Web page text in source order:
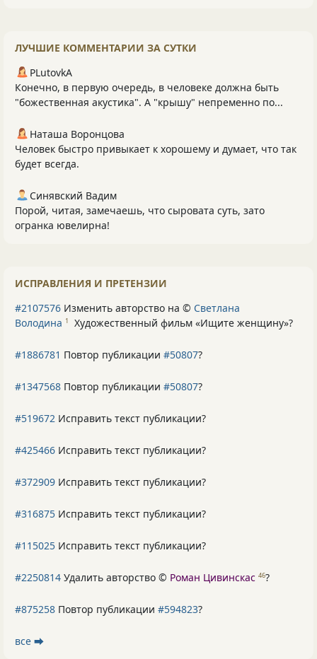
ЛУЧШИЕ КОММЕНТАРИИ ЗА СУТКИ
PLutоvkА
Конечно, в первую очередь, в человеке должна быть
"божественная акустика". А "крышу" непременно по...
Наташа Воронцова
Человек быстро привыкает к хорошему и думает, что так
будет всегда.
Синявский Вадим
Порой, читая, замечаешь, что сыровата суть, зато
огранка ювелирна!
ИСПРАВЛЕНИЯ И ПРЕТЕНЗИИ
#2107576 Изменить авторство на © Светлана
Володина 1 Художественный фильм «Ищите женщину»?
#1886781 Повтор публикации #50807?
#1347568 Повтор публикации #50807?
#519672 Исправить текст публикации?
#425466 Исправить текст публикации?
#372909 Исправить текст публикации?
#316875 Исправить текст публикации?
#115025 Исправить текст публикации?
#2250814 Удалить авторство © Роман Цивинскас 46?
#875258 Повтор публикации #594823?
все ⮕